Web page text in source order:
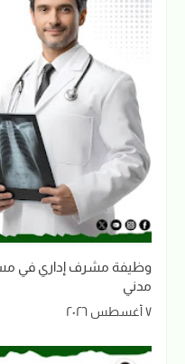
وظيفة مشرف إداري في
مدني
٧ أغسطس ٢٠٢٦